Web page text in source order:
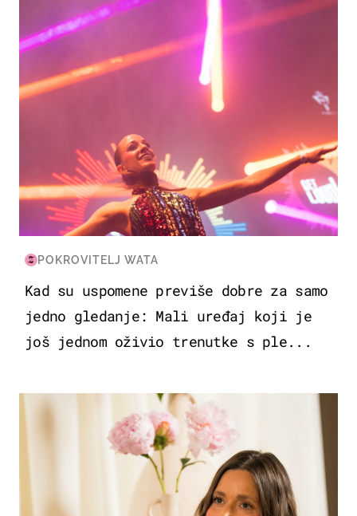
POKROVITELJ WATA
Kad su uspomene previše dobre za samo
jedno gledanje: Mali uređaj koji je
još jednom oživio trenutke s ple...
MODA & LJEPOTA